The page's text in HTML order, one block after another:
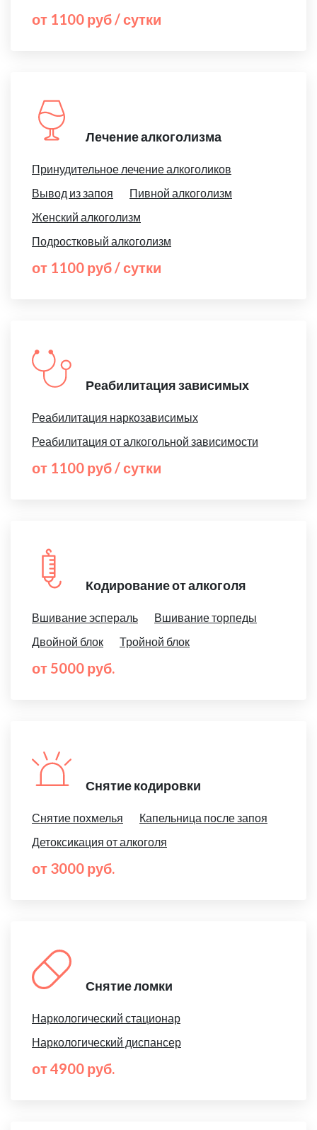
от 1100 руб / сутки
Лечение алкоголизма
Принудительное лечение алкоголиков
Вывод из запоя
Пивной алкоголизм
Женский алкоголизм
Подростковый алкоголизм
от 1100 руб / сутки
Реабилитация зависимых
Реабилитация наркозависимых
Реабилитация от алкогольной зависимости
от 1100 руб / сутки
Кодирование от алкоголя
Вшивание эспераль
Вшивание торпеды
Двойной блок
Тройной блок
от 5000 руб.
Снятие кодировки
Снятие похмелья
Капельница после запоя
Детоксикация от алкоголя
от 3000 руб.
Снятие ломки
Наркологический стационар
Наркологический диспансер
от 4900 руб.